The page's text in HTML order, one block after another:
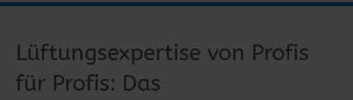
Lüftungsexpertise von Profis
für Profis: Das